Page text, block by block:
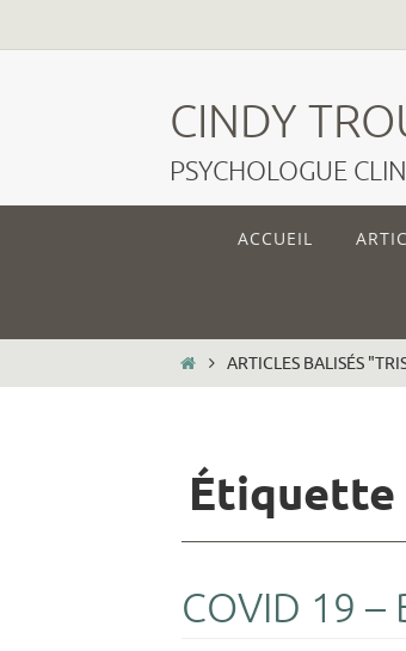
CINDY
PSYCHOLOGUE
ACCUEIL
HOMEARTICLES BALISÉS
Étiquette
COVID 19 –